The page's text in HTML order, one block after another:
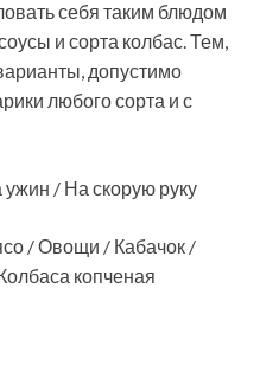
себя таким блюдом
и сорта колбас. Тем,
допустимо
любого сорта и с
/ На скорую руку
/ Овощи / Кабачок /
копченая